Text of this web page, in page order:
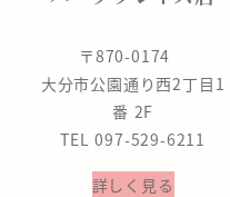
〒870-0174
大分市公園通り西2丁目1
番 2F
TEL 097-529-6211
詳しく見る